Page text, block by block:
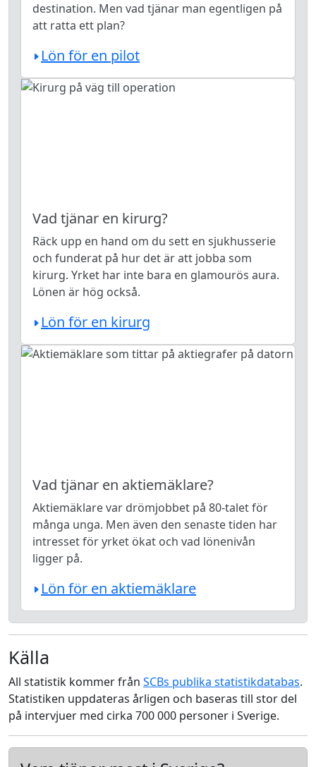
destination. Men vad tjänar man egentligen på
att ratta ett plan?
Lön för en pilot
Vad tjänar en kirurg?
Räck upp en hand om du sett en sjukhusserie
och funderat på hur det är att jobba som
kirurg. Yrket har inte bara en glamourös aura.
Lönen är hög också.
Lön för en kirurg
Vad tjänar en aktiemäklare?
Aktiemäklare var drömjobbet på 80-talet för
många unga. Men även den senaste tiden har
intresset för yrket ökat och vad lönenivån
ligger på.
Lön för en aktiemäklare
Källa
All statistik kommer från SCBs publika statistikdatabas.
Statistiken uppdateras årligen och baseras till stor del
på intervjuer med cirka 700 000 personer i Sverige.